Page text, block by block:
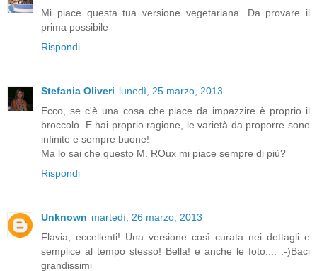
Mi piace questa tua versione vegetariana. Da provare il
prima possibile
Rispondi
Stefania Oliveri lunedì, 25 marzo, 2013
Ecco, se c'è una cosa che piace da impazzire è proprio il
broccolo. E hai proprio ragione, le varietà da proporre sono
infinite e sempre buone!
Ma lo sai che questo M. ROux mi piace sempre di più?
Rispondi
Unknown martedì, 26 marzo, 2013
Flavia, eccellenti! Una versione così curata nei dettagli e
semplice al tempo stesso! Bella! e anche le foto.... :-)Baci
grandissimi